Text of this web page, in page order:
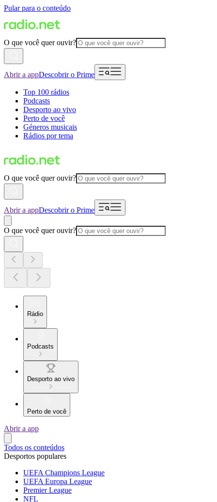
Pular para o conteúdo
O que você quer ouvir?
Abrir a appDescobrir o Prime
Top 100 rádios
Podcasts
Desporto ao vivo
Perto de você
Géneros musicais
Rádios por tema
O que você quer ouvir?
Abrir a appDescobrir o Prime
O que você quer ouvir?
Rádio
Podcasts
Desporto ao vivo
Perto de você
Abrir a app
Todos os conteúdos
Desportos populares
UEFA Champions League
UEFA Europa League
Premier League
NFL